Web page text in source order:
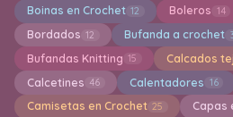
Boinas en Crochet 12 Boleros 14
Bordados 12 Bufanda a crochet
Bufandas Knitting 15 Calcados
Calcetines 46 Calentadores 16
Camisetas en Crochet 25 Capas